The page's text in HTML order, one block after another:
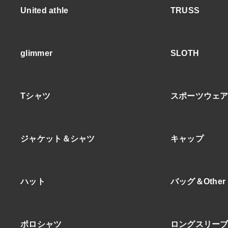
United athle TRUSS
glimmer SLOTH
Tシャツ スポーツウェ
ジャケット＆シャツ キャップ
ハット バッグ＆Other
ポロシャツ ロングスリーブ